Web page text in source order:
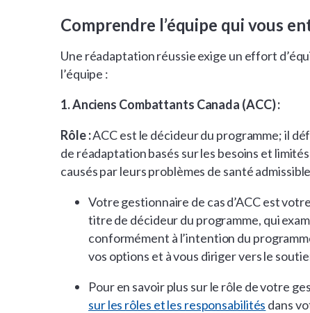
Comprendre l’équipe qui vous
Une réadaptation réussie exige un effort
l’équipe :
1. Anciens Combattants Canada (ACC) :
Rôle :ACC est le décideur du programme; il
de réadaptation basés sur les besoins et
causés par leurs problèmes de santé
Votre gestionnaire de cas d’ACC est
titre de décideur du programme, qui
conformément à l’intention du
vos options et à vous diriger vers le
Pour en savoir plus sur le rôle de votre
sur les rôles et les responsabilités dans